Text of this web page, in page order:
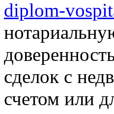
diplom-
сделок с
счетом или